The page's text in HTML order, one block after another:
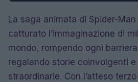
La saga animata di Spider-
catturato l’immaginazione di
mondo, rompendo ogni
regalando storie coinvolgenti
straordinarie. Con l’atteso